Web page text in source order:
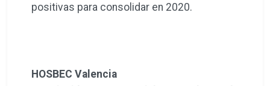
positivas para consolidar en 2020.
HOSBEC Valencia